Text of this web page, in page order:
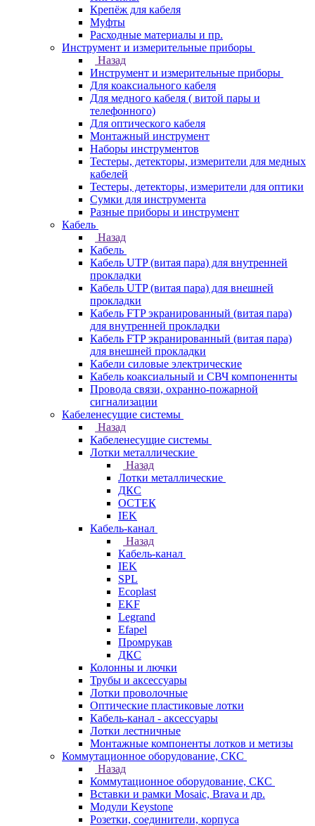
Крепёж для кабеля
Муфты
Расходные материалы и пр.
Инструмент и измерительные приборы
Назад
Инструмент и измерительные приборы
Для коаксиального кабеля
Для медного кабеля ( витой пары и
телефонного)
Для оптического кабеля
Монтажный инструмент
Наборы инструментов
Тестеры, детекторы, измерители для медных
кабелей
Тестеры, детекторы, измерители для оптики
Сумки для инструмента
Разные приборы и инструмент
Кабель
Назад
Кабель
Кабель UTP (витая пара) для внутренней
прокладки
Кабель UTP (витая пара) для внешней
прокладки
Кабель FTP экранированный (витая пара)
для внутренней прокладки
Кабель FTP экранированный (витая пара)
для внешней прокладки
Кабели силовые электрические
Кабель коаксиальный и СВЧ компоненнты
Провода связи, охранно-пожарной
сигнализации
Кабеленесущие системы
Назад
Кабеленесущие системы
Лотки металлические
Назад
Лотки металлические
ДКС
ОСТЕК
IEK
Кабель-канал
Назад
Кабель-канал
IEK
SPL
Ecoplast
EKF
Legrand
Efapel
Промрукав
ДКС
Колонны и лючки
Трубы и аксессуары
Лотки проволочные
Оптические пластиковые лотки
Кабель-канал - аксессуары
Лотки лестничные
Монтажные компоненты лотков и метизы
Коммутационное оборудование, СКС
Назад
Коммутационное оборудование, СКС
Вставки и рамки Mosaic, Brava и др.
Модули Keystone
Розетки, соединители, корпуса